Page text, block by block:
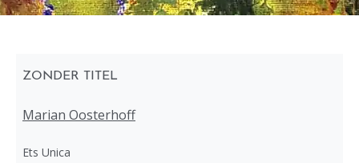
ZONDER TITEL
Marian Oosterhoff
Ets Unica